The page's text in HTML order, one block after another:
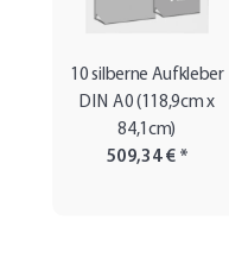
10 silberne Aufkleber
DIN A0 (118,9cm x
84,1cm)
509,34 € *